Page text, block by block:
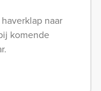
naar
komende